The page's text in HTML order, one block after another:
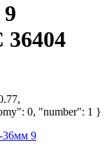
36404
0, "number": 1 }